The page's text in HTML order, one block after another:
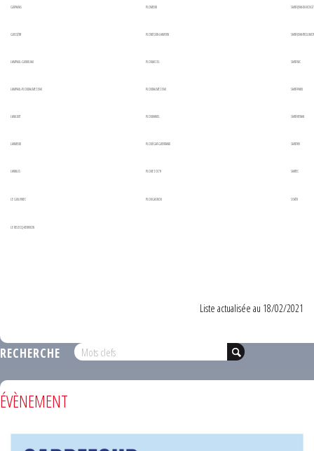
GUIPAVAS PLOMEUR SAINT-JEAN-DU-DOIGT
GUISSÉNY PLONÉOUR-LANVERN SAINT-JEAN-TROLIMON
LAMPAUL-GUIMILIAU PLOUARZEL SAINT-NIC
LAMPAUL-PLOUDALMEZEAU PLOUDALMÉZEAU SAINT-PABU
LANILDUT PLOUDANIEL SAINT-RENAN
LANMEUR PLOUÉGAT-GUERRAND SAINT-YVI
LANNILIS PLOUEZOC’H SANTEC
LE GUILVINEC PLOUGASNOU SCAËR
LE RELECQ-KERHUON
Liste actualisée au 18/02/2021
RECHERCHE
ÉVÈNEMENT